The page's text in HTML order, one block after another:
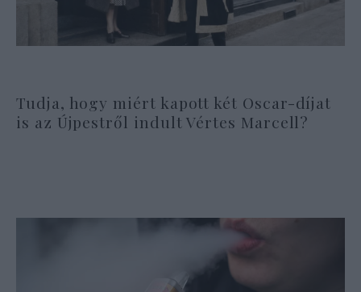
Tudja, hogy miért kapott két Oscar-díjat
is az Újpestről indult Vértes Marcell?